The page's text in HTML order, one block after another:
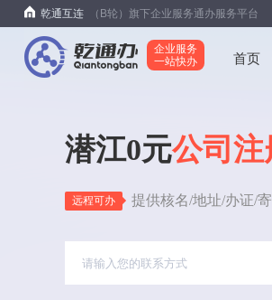
乾通互连 （B轮）旗下企业服务通办服务平台
企业服务
一站快办
首页
潜江0元公司注
远程可办 提供核名/地址/办证/